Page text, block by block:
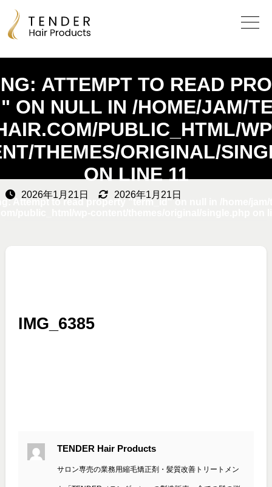
Undefined array key 0 in
: ATTEMPT TO READ
ON NULL IN /HOME/JAM/
PUBLIC_HTML/
THEMES/ORIGINAL/
ON LINE11
: Attempt to read property "term_id" on null in
2026年1月21日 2026年1月21日
IMG_6385
TENDER Hair Products
サロン専売の業務用縮毛矯正剤・髪質改善トリートメン